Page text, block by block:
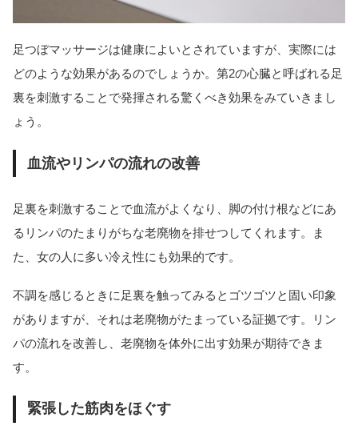
足つぼマッサージは健康によいとされていますが、実際には
どのような効果があるのでしょうか。第2の心臓と呼ばれる足
裏を刺激することで発揮される驚くべき効果をみていきまし
ょう。
血流やリンパの流れの改善
足裏を刺激することで血流がよくなり、脚の付け根などにあ
るリンパのたまりがちな老廃物を排せつしてくれます。ま
た、女の人に多い冷え性にも効果的です。
不調を感じるときに足裏を触ってみるとゴツゴツと固い印象
がありますが、それは老廃物がたまっている証拠です。リン
パの流れを改善し、老廃物を体外に出す効果が期待できま
す。
緊張した筋肉をほぐす